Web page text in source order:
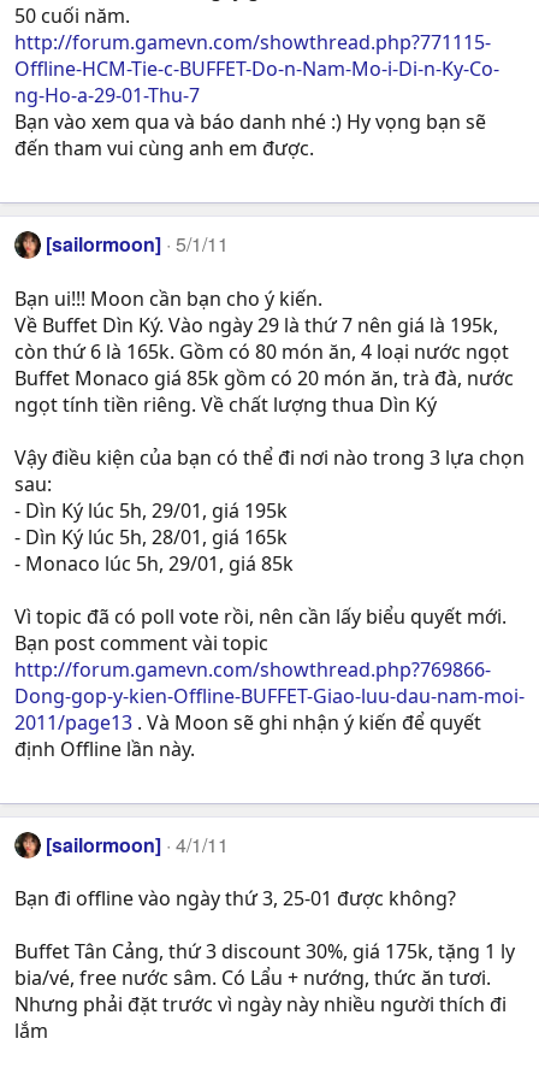
50 cuối năm.
http://forum.gamevn.com/showthread.php?771115-
Offline-HCM-Tie-c-BUFFET-Do-n-Nam-Mo-i-Di-n-Ky-Co-
ng-Ho-a-29-01-Thu-7
Bạn vào xem qua và báo danh nhé :) Hy vọng bạn sẽ
đến tham vui cùng anh em được.
[sailormoon] 5/1/11
Bạn ui!!! Moon cần bạn cho ý kiến.
Về Buffet Dìn Ký. Vào ngày 29 là thứ 7 nên giá là 195k,
còn thứ 6 là 165k. Gồm có 80 món ăn, 4 loại nước ngọt
Buffet Monaco giá 85k gồm có 20 món ăn, trà đà, nước
ngọt tính tiền riêng. Về chất lượng thua Dìn Ký
Vậy điều kiện của bạn có thể đi nơi nào trong 3 lựa chọn
sau:
- Dìn Ký lúc 5h, 29/01, giá 195k
- Dìn Ký lúc 5h, 28/01, giá 165k
- Monaco lúc 5h, 29/01, giá 85k
Vì topic đã có poll vote rồi, nên cần lấy biểu quyết mới.
Bạn post comment vài topic
http://forum.gamevn.com/showthread.php?769866-
Dong-gop-y-kien-Offline-BUFFET-Giao-luu-dau-nam-moi-
2011/page13 . Và Moon sẽ ghi nhận ý kiến để quyết
định Offline lần này.
[sailormoon] 4/1/11
Bạn đi offline vào ngày thứ 3, 25-01 được không?
Buffet Tân Cảng, thứ 3 discount 30%, giá 175k, tặng 1 ly
bia/vé, free nước sâm. Có Lẩu + nướng, thức ăn tươi.
Nhưng phải đặt trước vì ngày này nhiều người thích đi
lắm